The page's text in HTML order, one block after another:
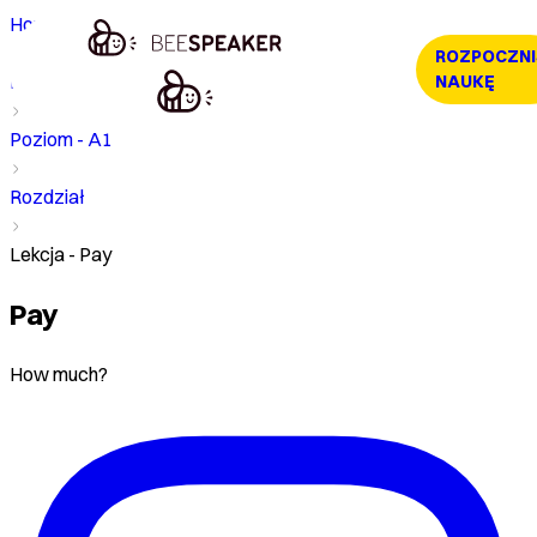
NAUKĘ
Home
Kurs
Poziom - A1
Rozdział
Lekcja - Pay
Pay
How much?